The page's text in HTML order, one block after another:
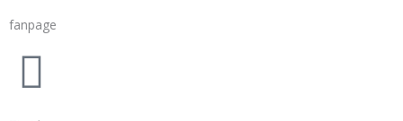
b
o
o
t e a
fanpage
F